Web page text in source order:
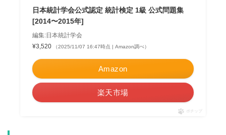
日本統計学会公式認定 統計検定 1級 公式問題集
[2014〜2015年]
編集:日本統計学会
¥3,520
（2025/11/07 16:47時点 | Amazon調べ）
Amazon
楽天市場
ポチップ